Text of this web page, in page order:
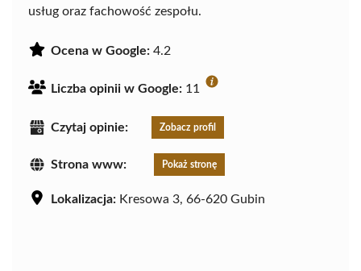
usług oraz fachowość zespołu.
Ocena w Google: 4.2
Liczba opinii w Google: 11
Czytaj opinie: Zobacz profil
Strona www: Pokaż stronę
Lokalizacja: Kresowa 3, 66-620 Gubin